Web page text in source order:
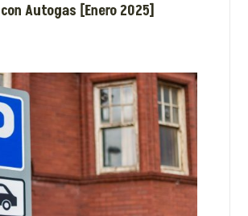
Autogas [Enero 2025]